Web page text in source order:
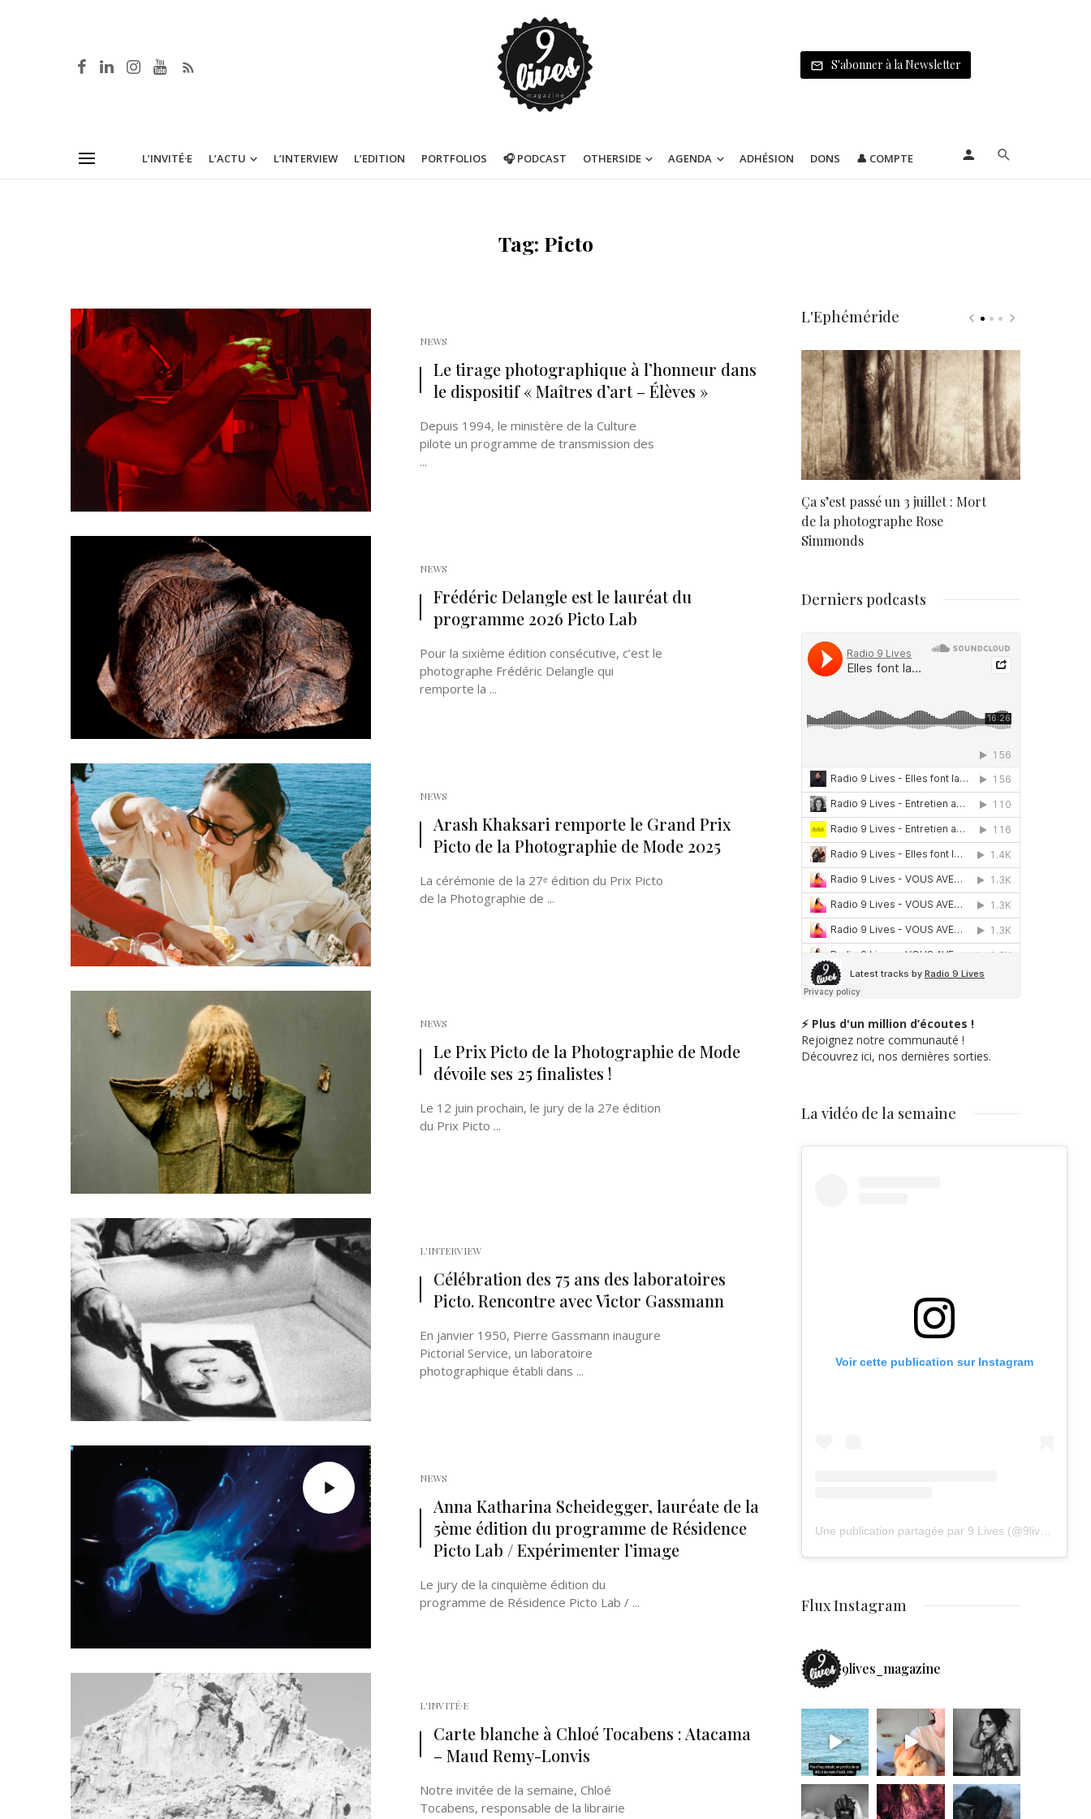
S'abonner à la Newsletter
L’INVITÉ·E L’ACTU L’INTERVIEW L’EDITION PORTFOLIOS 🎧 PODCAST OTHERSIDE AGENDA ADHÉSION DONS 👤 COMPTE
Tag: Picto
NEWS
Le tirage photographique à l’honneur dans
le dispositif « Maîtres d’art – Élèves »
Depuis 1994, le ministère de la Culture
pilote un programme de transmission des
...
NEWS
Frédéric Delangle est le lauréat du
programme 2026 Picto Lab
Pour la sixième édition consécutive, c’est le
photographe Frédéric Delangle qui
remporte la ...
NEWS
Arash Khaksari remporte le Grand Prix
Picto de la Photographie de Mode 2025
La cérémonie de la 27ᵉ édition du Prix Picto
de la Photographie de ...
NEWS
Le Prix Picto de la Photographie de Mode
dévoile ses 25 finalistes !
Le 12 juin prochain, le jury de la 27e édition
du Prix Picto ...
L'INTERVIEW
Célébration des 75 ans des laboratoires
Picto. Rencontre avec Victor Gassmann
En janvier 1950, Pierre Gassmann inaugure
Pictorial Service, un laboratoire
photographique établi dans ...
NEWS
Anna Katharina Scheidegger, lauréate de la
5ème édition du programme de Résidence
Picto Lab / Expérimenter l’image
Le jury de la cinquième édition du
programme de Résidence Picto Lab / ...
L'INVITÉ·E
Carte blanche à Chloé Tocabens : Atacama
– Maud Remy-Lonvis
Notre invitée de la semaine, Chloé
Tocabens, responsable de la librairie
L'Ephéméride
Né un 2 juillet : André Kertész
Ça s’est passé un 3 juillet : Mort
de la photographe Rose
Simmonds
Derniers podcasts
⚡ Plus d'un million d’écoutes !
Rejoignez notre communauté !
Découvrez ici, nos dernières sorties.
La vidéo de la semaine
Voir cette publication sur Instagram
Flux Instagram
9lives_magazine